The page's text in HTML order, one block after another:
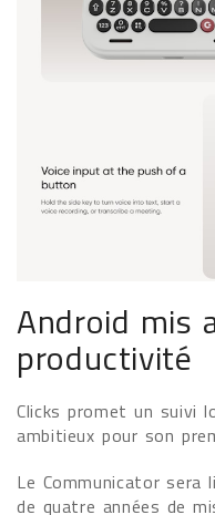
Android mis
productivité
Clicks promet un suivi
ambitieux pour son
Le Communicator sera
de quatre années de